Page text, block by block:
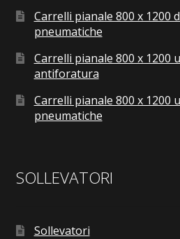
Carrelli pianale 800 x 1200
pneumatiche
Carrelli pianale 800 x 1200
antiforatura
Carrelli pianale 800 x 1200
pneumatiche
SOLLEVATORI
Sollevatori